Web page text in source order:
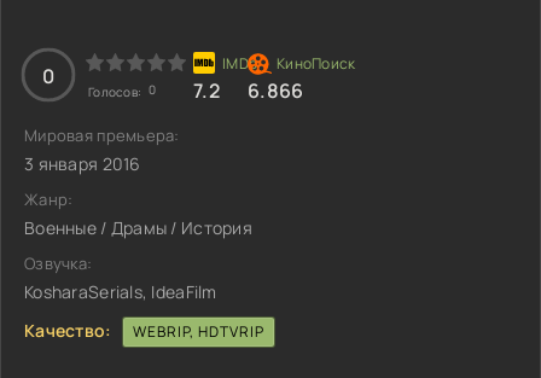
0
Голосов: 0 7.2 6.866
Мировая премьера:
3 января 2016
Жанр:
Военные / Драмы / История
Озвучка:
KosharaSerials, IdeaFilm
Качество:
WEBRIP, HDTVRIP